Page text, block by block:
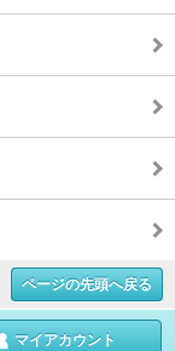
ページの先頭へ戻る
マイアカウント